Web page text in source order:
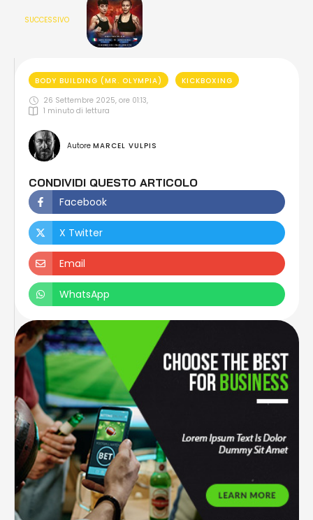
SUCCESSIVO
BODY BUILDING (MR. OLYMPIA)
KICKBOXING
26 Settembre 2025, ore 01:13,
1 minuto di lettura
Autore MARCEL VULPIS
CONDIVIDI QUESTO ARTICOLO
Facebook
X Twitter
Email
WhatsApp